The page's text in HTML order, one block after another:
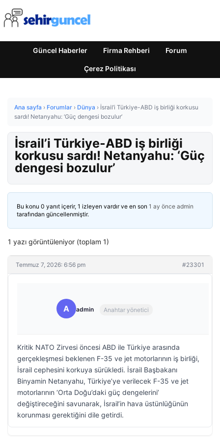
Güncel Haberler Firma Rehberi Forum
Çerez Politikası
Ana sayfa › Forumlar › Dünya › İsrail’i Türkiye-ABD iş birliği korkusu
sardı! Netanyahu: ‘Güç dengesi bozulur’
İsrail’i Türkiye-ABD iş birliği
korkusu sardı! Netanyahu: ‘Güç
dengesi bozulur’
Bu konu 0 yanıt içerir, 1 izleyen vardır ve en son 1 ay önce admin
tarafından güncellenmiştir.
1 yazı görüntüleniyor (toplam 1)
Temmuz 7, 2026: 6:56 pm #23301
A admin Anahtar yönetici
Kritik NATO Zirvesi öncesi ABD ile Türkiye arasında
gerçekleşmesi beklenen F-35 ve jet motorlarının iş birliği,
İsrail cephesini korkuya sürükledi. İsrail Başbakanı
Binyamin Netanyahu, Türkiye’ye verilecek F-35 ve jet
motorlarının ‘Orta Doğu’daki güç dengelerini’
değiştireceğini savunarak, İsrail’in hava üstünlüğünün
korunması gerektiğini dile getirdi.